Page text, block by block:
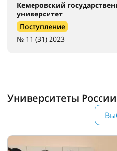
Кемеровский
университет
Поступление
№ 11 (31) 2023
Университеты России